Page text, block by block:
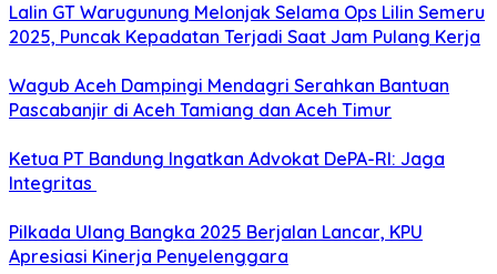
Lalin GT Warugunung Melonjak Selama Ops Lilin Semeru
2025, Puncak Kepadatan Terjadi Saat Jam Pulang Kerja
Wagub Aceh Dampingi Mendagri Serahkan Bantuan
Pascabanjir di Aceh Tamiang dan Aceh Timur
Ketua PT Bandung Ingatkan Advokat DePA-RI: Jaga
Integritas
Pilkada Ulang Bangka 2025 Berjalan Lancar, KPU
Apresiasi Kinerja Penyelenggara